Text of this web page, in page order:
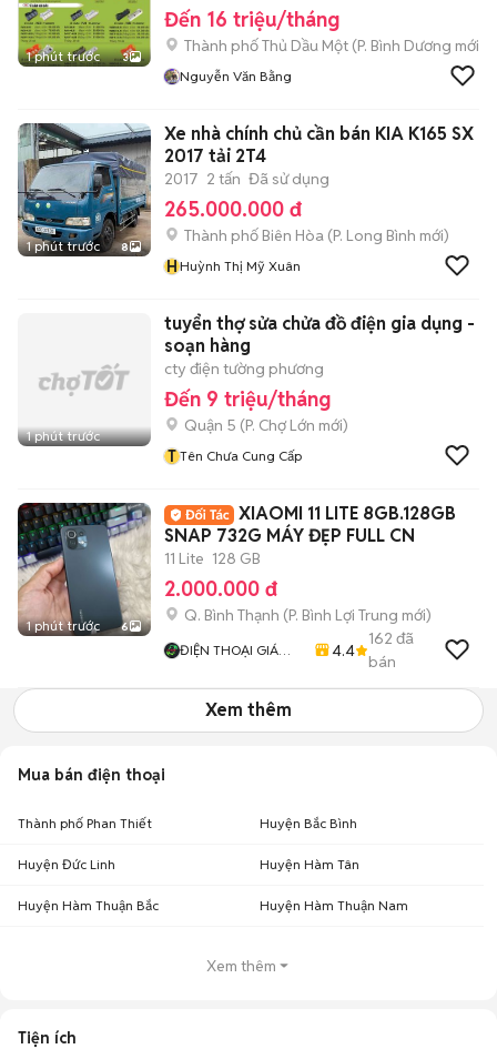
1 phút trước 3
Đến 16 triệu/tháng
Thành phố Thủ Dầu Một (P. Bình Dương mới)
Nguyễn Văn Bằng
1 phút trước 8
Xe nhà chính chủ cần bán KIA K165 SX
2017 tải 2T4
2017 2 tấn Đã sử dụng
265.000.000 đ
Thành phố Biên Hòa (P. Long Bình mới)
HHuỳnh Thị Mỹ Xuân
1 phút trước
tuyển thợ sửa chửa đồ điện gia dụng -
soạn hàng
cty điện tường phương
Đến 9 triệu/tháng
Quận 5 (P. Chợ Lớn mới)
T Tên Chưa Cung Cấp
1 phút trước 6
XIAOMI 11 LITE 8GB.128GB
SNAP 732G MÁY ĐẸP FULL CN
11 Lite 128 GB
2.000.000 đ
Q. Bình Thạnh (P. Bình Lợi Trung mới)
ĐIỆN THOẠI GIÁ
4.4
162 đã
bán
Xem thêm
Mua bán điện thoại
Thành phố Phan Thiết Huyện Bắc Bình
Huyện Đức Linh Huyện Hàm Tân
Huyện Hàm Thuận Bắc Huyện Hàm Thuận Nam
Xem thêm
Tiện ích